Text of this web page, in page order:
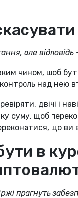
але відповідь
чином, щоб
над нею
двічі і
суму, щоб
що ви
в
прагнуть